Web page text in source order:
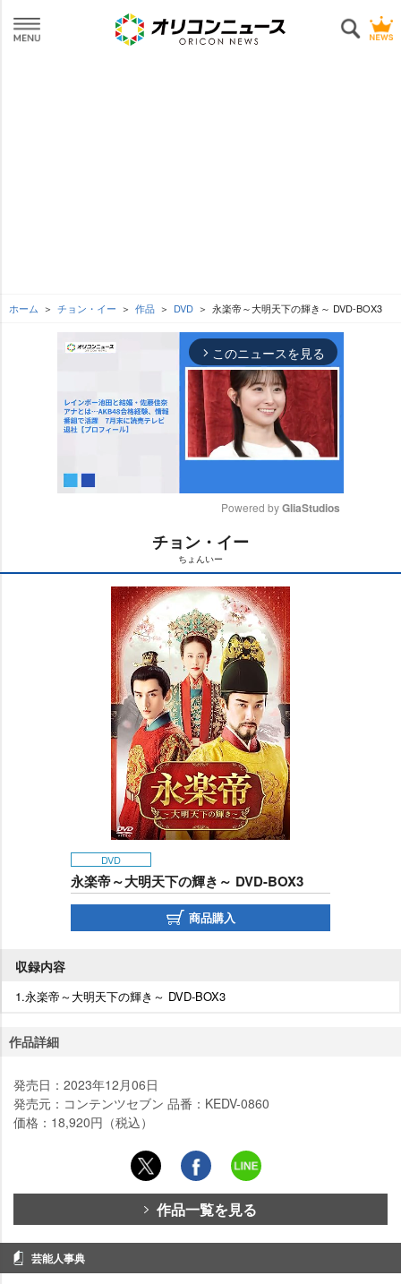
ホーム チョン・イー 作品 DVD 永楽帝～大明天下の輝き～ DVD-BOX3
arrow_forward_ios このニュースを見る
t
e
Powered by GliaStudios
チョン・イー
ちょんいー
DVD
永楽帝～大明天下の輝き～ DVD-BOX3
商品購入
収録内容
1.永楽帝～大明天下の輝き～ DVD-BOX3
作品詳細
発売日：2023年12月06日
発売元：コンテンツセブン 品番：KEDV-0860
価格：18,920円（税込）
作品一覧を見る
芸能人事典